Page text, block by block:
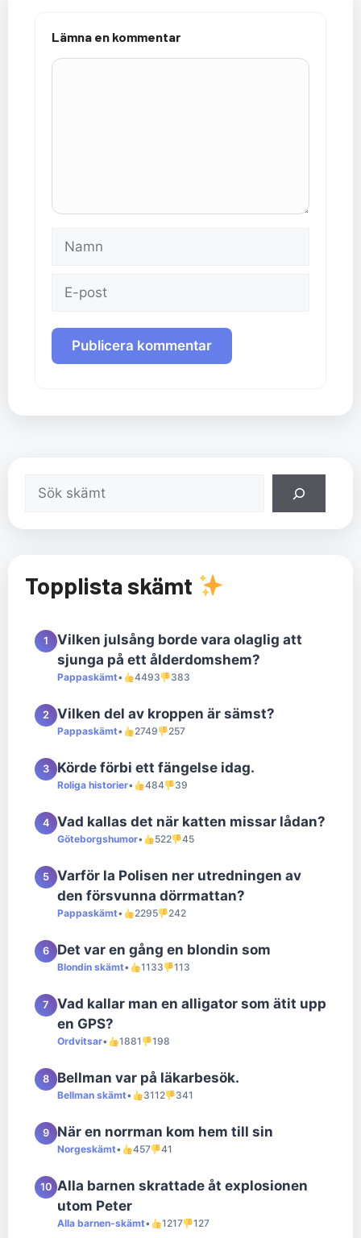
Lämna en kommentar
Kommentar
Namn
Sök
Topplista skämt
1
Vilken julsång borde vara olaglig att
sjunga på ett ålderdomshem?
Pappaskämt• 4493 383
2 Vilken del av kroppen är sämst?
Pappaskämt• 2749 257
3 Körde förbi ett fängelse idag.
Roliga historier• 484 39
4 Vad kallas det när katten missar lådan?
Göteborgshumor• 522 45
5
Varför la Polisen ner utredningen av
den försvunna dörrmattan?
Pappaskämt• 2295 242
6 Det var en gång en blondin som
Blondin skämt• 1133 113
7
Vad kallar man en alligator som ätit upp
en GPS?
Ordvitsar• 1881 198
8 Bellman var på läkarbesök.
Bellman skämt• 3112 341
9 När en norrman kom hem till sin
Norgeskämt• 457 41
10 Alla barnen skrattade åt explosionen
utom Peter
Alla barnen-skämt• 1217 127